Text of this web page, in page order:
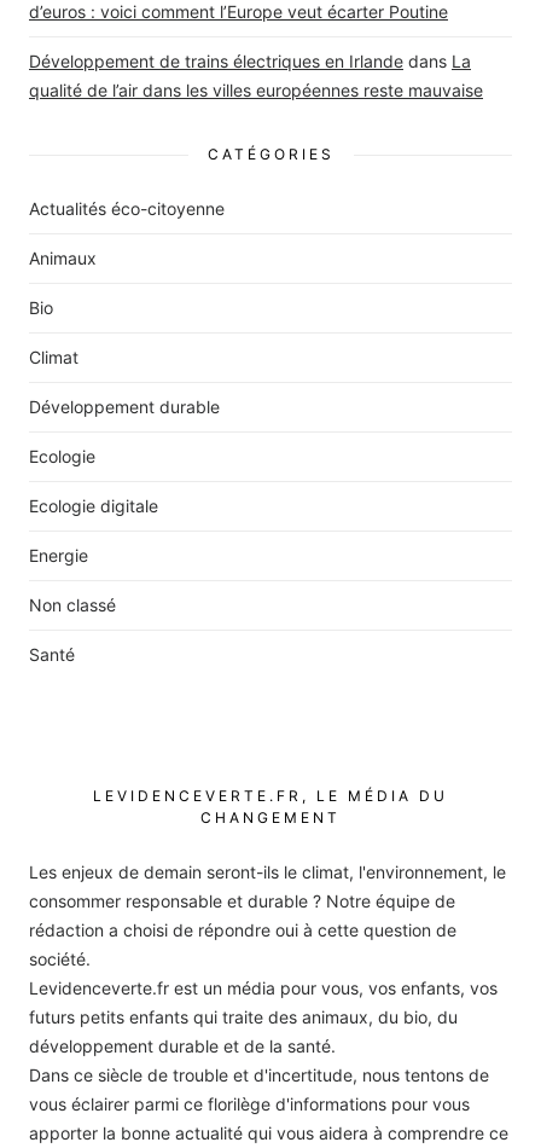
d’euros : voici comment l’Europe veut écarter Poutine
Développement de trains électriques en Irlande dans La
qualité de l’air dans les villes européennes reste mauvaise
CATÉGORIES
Actualités éco-citoyenne
Animaux
Bio
Climat
Développement durable
Ecologie
Ecologie digitale
Energie
Non classé
Santé
LEVIDENCEVERTE.FR, LE MÉDIA DU
CHANGEMENT
Les enjeux de demain seront-ils le climat, l'environnement, le
consommer responsable et durable ? Notre équipe de
rédaction a choisi de répondre oui à cette question de
société.
Levidenceverte.fr est un média pour vous, vos enfants, vos
futurs petits enfants qui traite des animaux, du bio, du
développement durable et de la santé.
Dans ce siècle de trouble et d'incertitude, nous tentons de
vous éclairer parmi ce florilège d'informations pour vous
apporter la bonne actualité qui vous aidera à comprendre ce